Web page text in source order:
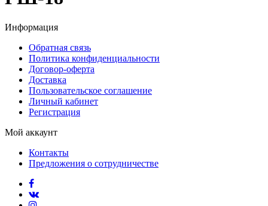
Информация
Обратная связь
Политика конфиденциальности
Договор-оферта
Доставка
Пользовательское соглашение
Личный кабинет
Регистрация
Мой аккаунт
Контакты
Предложения о сотрудничестве